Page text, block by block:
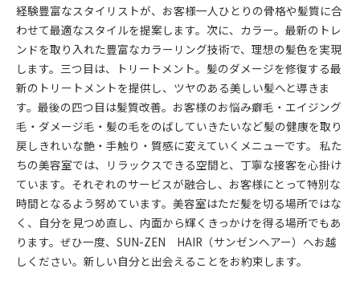
経験豊富なスタイリストが、お客様一人ひとりの骨格や髪質に合
わせて最適なスタイルを提案します。次に、カラー。最新のトレ
ンドを取り入れた豊富なカラーリング技術で、理想の髪色を実現
します。三つ目は、トリートメント。髪のダメージを修復する最
新のトリートメントを提供し、ツヤのある美しい髪へと導きま
す。最後の四つ目は髪質改善。お客様のお悩み癖毛・エイジング
毛・ダメージ毛・髪の毛をのばしていきたいなど髪の健康を取り
戻しきれいな艶・手触り・質感に変えていくメニューです。 私た
ちの美容室では、リラックスできる空間と、丁寧な接客を心掛け
ています。それぞれのサービスが融合し、お客様にとって特別な
時間となるよう努めています。美容室はただ髪を切る場所ではな
く、自分を見つめ直し、内面から輝くきっかけを得る場所でもあ
ります。ぜひ一度、SUN-ZEN HAIR（サンゼンヘアー）へお越
しください。新しい自分と出会えることをお約束します。